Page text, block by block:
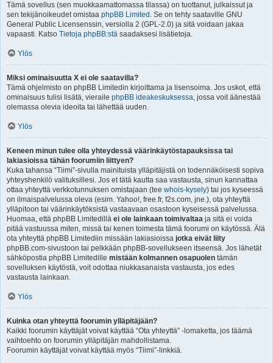
Tämä sovellus (sen muokkaamattomassa tilassa) on tuottanut, julkaissut ja
sen tekijänoikeudet omistaa phpBB Limited . Se on tehty saataville GNU
General Public Licensenssin, versiolla 2 (GPL-2.0) ja sitä voidaan jakaa
vapaasti. Katso Tietoja phpBB:stä saadaksesi lisätietoja.
Ylös
Miksi ominaisuutta X ei ole saatavilla?
Tämä ohjelmisto on phpBB Limitedin kirjoittama ja lisensoima. Jos uskot, että
ominaisuus tulisi lisätä, vieraile phpBB ideakeskuksessa, jossa voit äänestää
olemassa olevia ideoita tai lähettää uuden.
Ylös
Keneen minun tulee olla yhteydessä väärinkäytöstapauksissa tai
lakiasioissa tähän foorumiin liittyen?
Kuka tahansa “Tiimi”-sivulla mainituista ylläpitäjistä on todennäköisesti sopiva
yhteyshenkilö valituksillesi. Jos et tätä kautta saa vastausta, sinun kannattaa
ottaa yhteyttä verkkotunnuksen omistajaan (tee whois-kysely) tai jos kyseessä
on ilmaispalvelussa oleva (esim. Yahoo!, free.fr, f2s.com, jne.), ota yhteyttä
ylläpitoon tai väärinkäytöksistä vastaavaan osastoon kyseisessä palvelussa.
Huomaa, että phpBB Limitedillä ei ole lainkaan toimivaltaa ja sitä ei voida
pitää vastuussa miten, missä tai kenen toimesta tämä foorumi on käytössä. Älä
ota yhteyttä phpBB Limitediin missään lakiasioissa jotka eivät liity
phpBB.com-sivustoon tai pelkkään phpBB-sovellukseen itseensä. Jos lähetät
sähköpostia phpBB Limitedille mistään kolmannen osapuolen tämän
sovelluksen käytöstä, voit odottaa niukkasanaista vastausta, jos edes
vastausta lainkaan.
Ylös
Kuinka otan yhteyttä foorumin ylläpitäjään?
Kaikki foorumin käyttäjät voivat käyttää “Ota yhteyttä” -lomaketta, jos täämä
vaihtoehto on foorumin ylläpitäjän mahdollistama.
Foorumin käyttäjät voivat käyttää myös “Tiimi”-linkkiä.